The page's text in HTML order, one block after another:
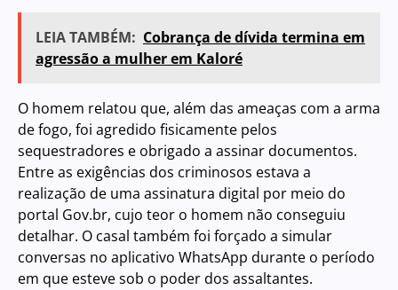
LEIA TAMBÉM: Cobrança de dívida termina em
agressão a mulher em Kaloré
O homem relatou que, além das ameaças com a arma
de fogo, foi agredido fisicamente pelos
sequestradores e obrigado a assinar documentos.
Entre as exigências dos criminosos estava a
realização de uma assinatura digital por meio do
portal Gov.br, cujo teor o homem não conseguiu
detalhar. O casal também foi forçado a simular
conversas no aplicativo WhatsApp durante o período
em que esteve sob o poder dos assaltantes.